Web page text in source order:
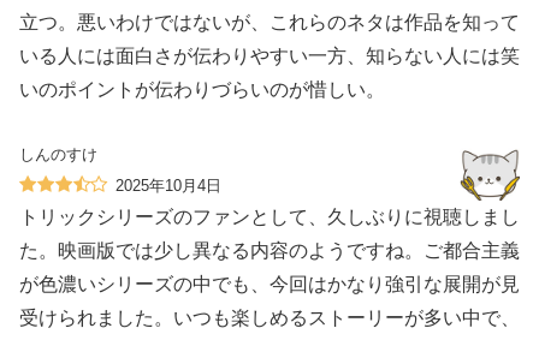
立つ。悪いわけではないが、これらのネタは作品を知って
いる人には面白さが伝わりやすい一方、知らない人には笑
いのポイントが伝わりづらいのが惜しい。
しんのすけ
2025年10月4日
トリックシリーズのファンとして、久しぶりに視聴しまし
た。映画版では少し異なる内容のようですね。ご都合主義
が色濃いシリーズの中でも、今回はかなり強引な展開が見
受けられました。いつも楽しめるストーリーが多い中で、